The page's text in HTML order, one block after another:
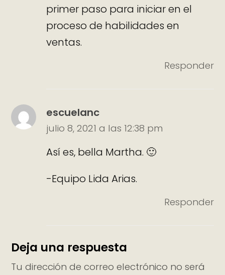
primer paso para iniciar en el
proceso de habilidades en
ventas.
Responder
escuelanc
julio 8, 2021 a las 12:38 pm
Así es, bella Martha. 🙂
-Equipo Lida Arias.
Responder
Deja una respuesta
Tu dirección de correo electrónico no será